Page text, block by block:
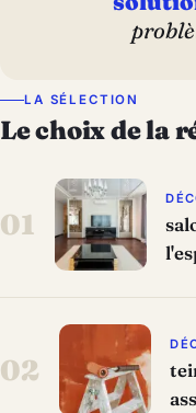
LA SÉLECTION
Le choix de la
01
02